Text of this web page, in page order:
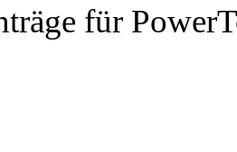
für